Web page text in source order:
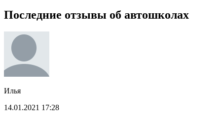
Последние отзывы об автошколах
Илья
14.01.2021 17:28